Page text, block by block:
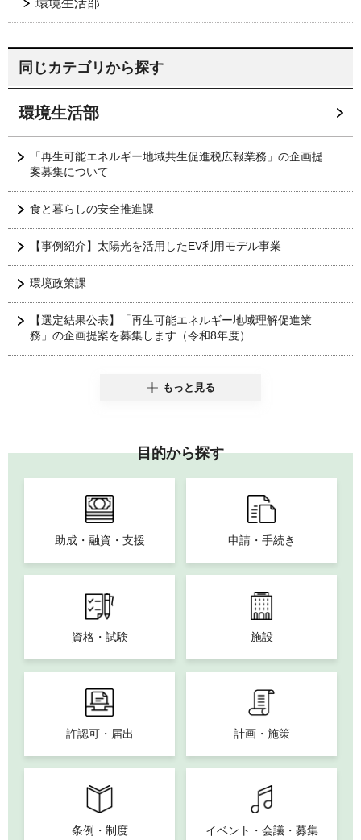
同じカテゴリから探す
環境生活部
「再生可能エネルギー地域共生促進税広報業務」の企画提
案募集について
食と暮らしの安全推進課
【事例紹介】太陽光を活用したEV利用モデル事業
環境政策課
【選定結果公表】「再生可能エネルギー地域理解促進業
務」の企画提案を募集します（令和8年度）
もっと見る
目的から探す
助成・融資・支援 申請・手続き
資格・試験 施設
許認可・届出 計画・施策
条例・制度 イベント・会議・募集